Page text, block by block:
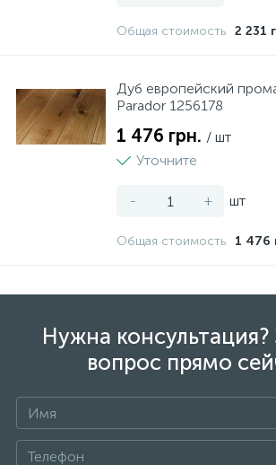
Общая стоимость 2 231
Дуб европейский
Parador 1256178
1 476 грн. / шт
Уточните
- + шт
Общая стоимость 1 476
Нужна консультация?
вопрос прямо